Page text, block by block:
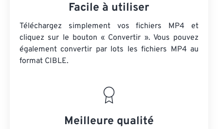
Facile à utiliser
Téléchargez simplement vos fichiers MP4 et
cliquez sur le bouton « Convertir ». Vous pouvez
également convertir par lots les fichiers MP4au
format CIBLE.
Meilleure qualité